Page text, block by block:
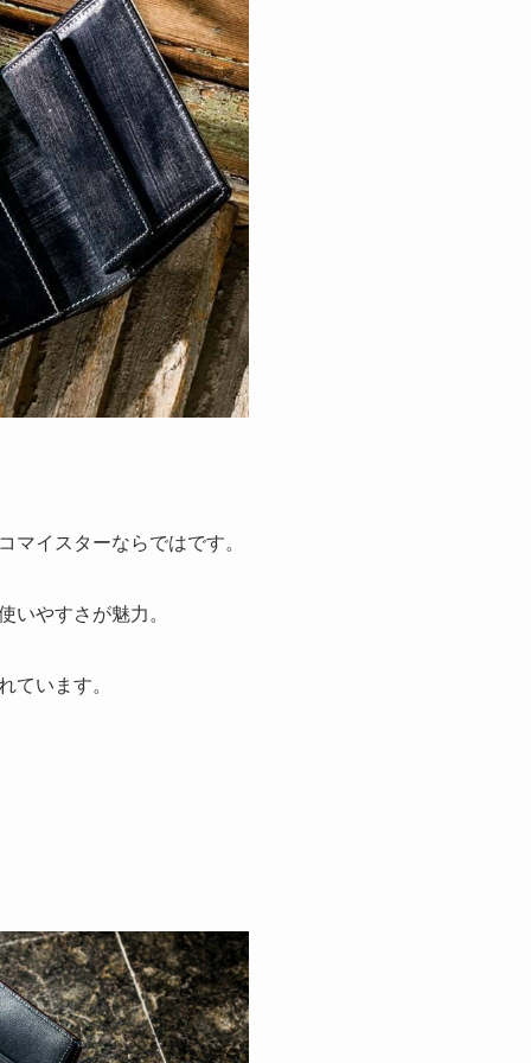
マイスターならではです。
いやすさが魅力。
ています。